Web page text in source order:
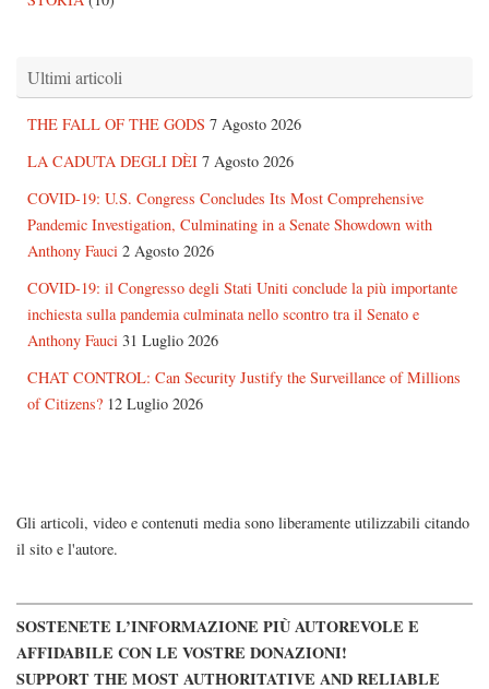
Ultimi articoli
THE FALL OF THE GODS 7 Agosto 2026
LA CADUTA DEGLI DÈI 7 Agosto 2026
COVID-19: U.S. Congress Concludes Its Most Comprehensive
Pandemic Investigation, Culminating in a Senate Showdown with
Anthony Fauci 2 Agosto 2026
COVID-19: il Congresso degli Stati Uniti conclude la più importante
inchiesta sulla pandemia culminata nello scontro tra il Senato e
Anthony Fauci 31 Luglio 2026
CHAT CONTROL: Can Security Justify the Surveillance of Millions
of Citizens? 12 Luglio 2026
Gli articoli, video e contenuti media sono liberamente utilizzabili citando
il sito e l'autore.
SOSTENETE L’INFORMAZIONE PIÙ AUTOREVOLE E
AFFIDABILE CON LE VOSTRE DONAZIONI!
SUPPORT THE MOST AUTHORITATIVE AND RELIABLE